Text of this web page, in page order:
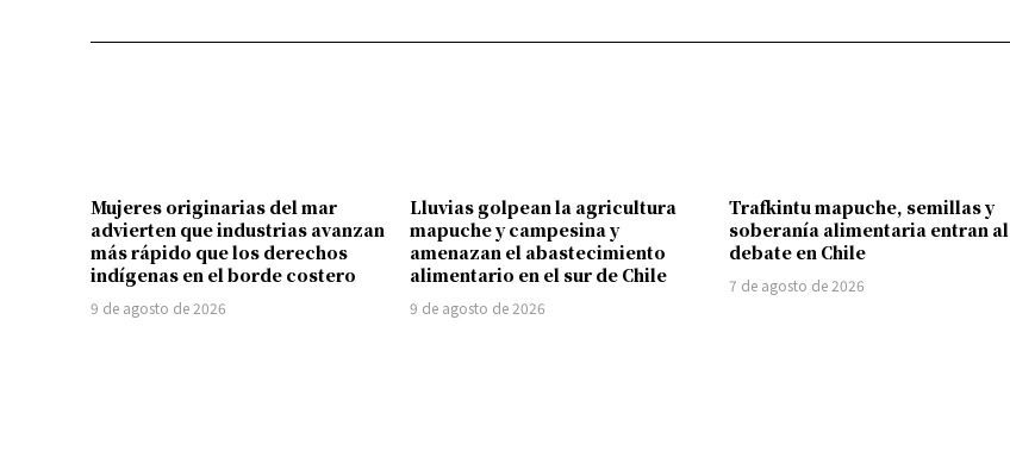
Mujeres originarias del mar
advierten que industrias avanzan
más rápido que los derechos
indígenas en el borde costero
9 de agosto de 2026
Lluvias golpean la agricultura
mapuche y campesina y
amenazan el abastecimiento
alimentario en el sur de Chile
9 de agosto de 2026
Trafkintu mapuche, semillas y
soberanía alimentaria entran al
debate en Chile
7 de agosto de 2026